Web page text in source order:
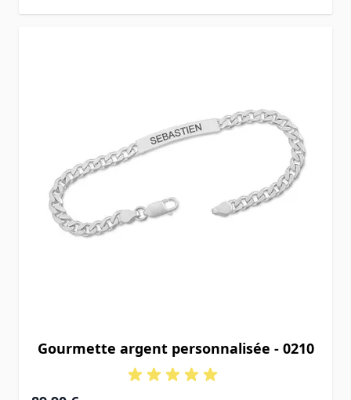
Gourmette argent personnalisée - 0210
À partir de